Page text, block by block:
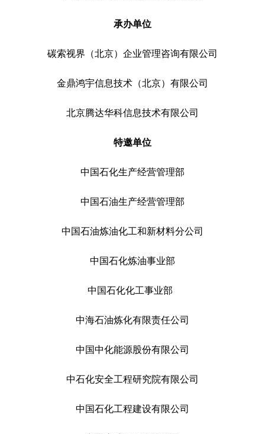
承办单位
碳索视界（北京）企业管理咨询有限公司
金鼎鸿宇信息技术（北京）有限公司
北京腾达华科信息技术有限公司
特邀单位
中国石化生产经营管理部
中国石油生产经营管理部
中国石油炼油化工和新材料分公司
中国石化炼油事业部
中国石化化工事业部
中海石油炼化有限责任公司
中国中化能源股份有限公司
中石化安全工程研究院有限公司
中国石化工程建设有限公司